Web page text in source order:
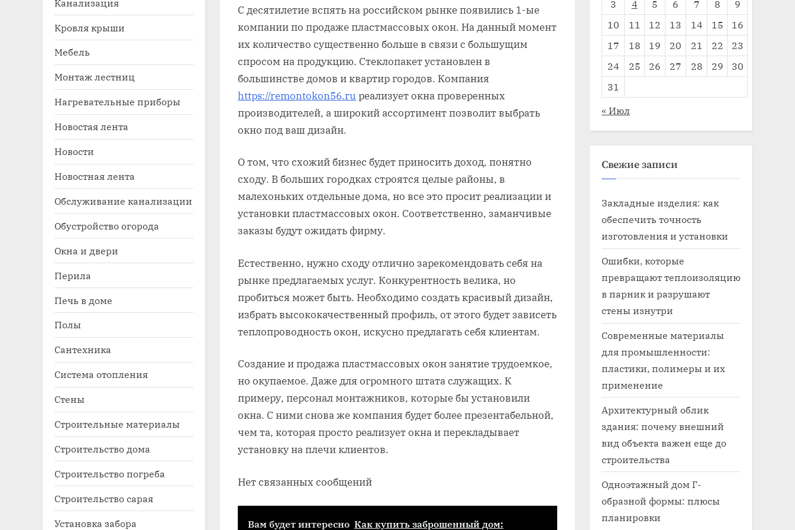
sub-
С десятилетие вспять на российском рынке появились 1-ые
компании по продаже пластмассовых окон. На данный момент
их количество существенно больше в связи с большущим
спросом на продукцию. Стеклопакет установлен в
большинстве домов и квартир городов. Компания
https://remontokon56.ru реализует окна проверенных
производителей, а широкий ассортимент позволит выбрать
окно под ваш дизайн.
О том, что схожий бизнес будет приносить доход, понятно
сходу. В больших городках строятся целые районы, в
малехоньких отдельные дома, но все это просит реализации и
установки пластмассовых окон. Соответственно, заманчивые
заказы будут ожидать фирму.
Естественно, нужно сходу отлично зарекомендовать себя на
рынке предлагаемых услуг. Конкурентность велика, но
пробиться может быть. Необходимо создать красивый дизайн,
избрать высококачественный профиль, от этого будет зависеть
теплопроводность окон, искусно предлагать себя клиентам.
Создание и продажа пластмассовых окон занятие трудоемкое,
но окупаемое. Даже для огромного штата служащих. К
примеру, персонал монтажников, которые бы установили
окна. С ними снова же компания будет более презентабельной,
чем та, которая просто реализует окна и перекладывает
установку на плечи клиентов.
Нет связанных сообщений
Вам будет интересно Как купить заброшенный дом:
Кровля крыши
Мебель
Монтаж лестниц
Нагревательные приборы
Новостая лента
Новости
Новостная лента
Обслуживание канализации
Обустройство огорода
Окна и двери
Перила
Печь в доме
Полы
Сантехника
Система отопления
Стены
Строительные материалы
Строительство дома
Строительство погреба
Строительство сарая
Установка забора
3
4 5 6 7 8
9
10
11 12 13 14 15
16
17
18 19 20 21 22
23
24
25 26 27 28 29
30
31
« Июл
Свежие записи
Закладные изделия: как
обеспечить точность
изготовления и установки
Ошибки, которые
превращают теплоизоляцию
в парник и разрушают
стены изнутри
Современные материалы
для промышленности:
пластики, полимеры и их
применение
Архитектурный облик
здания: почему внешний
вид объекта важен еще до
строительства
Одноэтажный дом Г-
образной формы: плюсы
планировки